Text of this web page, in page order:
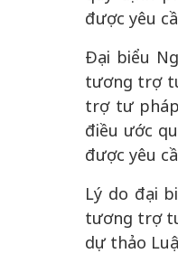
được yêu
Đại biểu
tương trợ
trợ tư
điều ước
được yêu
Lý do đại
tương trợ
dự thảo